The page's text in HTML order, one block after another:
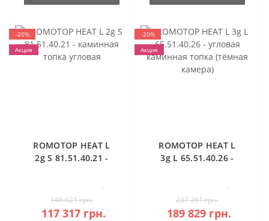
-20%
Акция
ROMOTOP HEAT L
2g S 81.51.40.21 -
146 621 грн.
117 317 грн.
-20%
Акция
ROMOTOP HEAT L
3g L 65.51.40.26 -
камера)
237 261 грн.
189 829 грн.